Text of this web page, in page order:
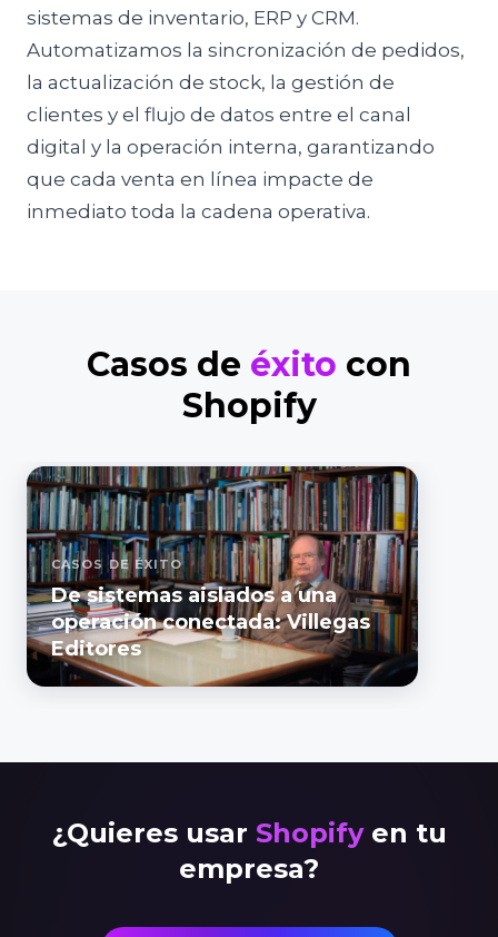
sistemas de inventario, ERP y CRM.
Automatizamos la sincronización de pedidos,
la actualización de stock, la gestión de
clientes y el flujo de datos entre el canal
digital y la operación interna, garantizando
que cada venta en línea impacte de
inmediato toda la cadena operativa.
Casos de éxito con
Shopify
CASOS DE ÉXITO
De sistemas aislados a una
operación conectada: Villegas
Editores
¿Quieres usar Shopifyen tu
empresa?